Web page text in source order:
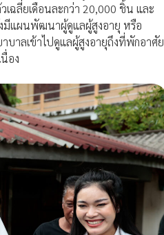
ฉลี่ยเดือนละกว่า 20,000 ชิ้น และ
มีแผนพัฒนาผู้ดูแลผู้สูงอายุ หรือ
บาลเข้าไปดูแลผู้สูงอายุถึงที่พักอาศัย
อง